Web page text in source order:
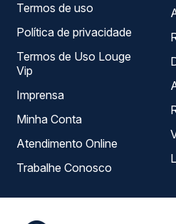
Termos de uso
Política de privacidade
Termos de Uso Louge
Vip
Imprensa
Minha Conta
Atendimento Online
Trabalhe Conosco